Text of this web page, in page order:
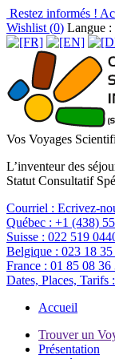
Restez informés !
Wishlist (0) Langue :
Vos Voyages
L’inventeur des
Statut Consultatif
Courriel : Ecrivez-
Québec : +1 (438)
Suisse : 022 519
Belgique : 023 18 35
France : 01 85 08 36
Dates, Places, Tarifs :
Accueil
Trouver un
Présentation